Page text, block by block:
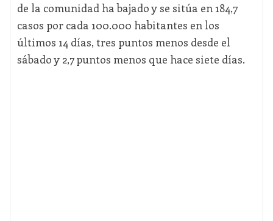
de la comunidad ha bajado y se sitúa en 184,7
casos por cada 100.000 habitantes en los
últimos 14 días, tres puntos menos desde el
sábado y 2,7 puntos menos que hace siete días.